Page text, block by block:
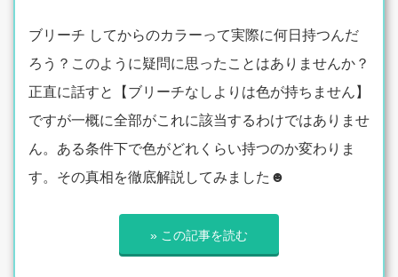
ブリーチ してからのカラーって実際に何日持つんだ
ろう？このように疑問に思ったことはありませんか？
正直に話すと【ブリーチなしよりは色が持ちません】
ですが一概に全部がこれに該当するわけではありませ
ん。ある条件下で色がどれくらい持つのか変わりま
す。その真相を徹底解説してみました☻
» この記事を読む